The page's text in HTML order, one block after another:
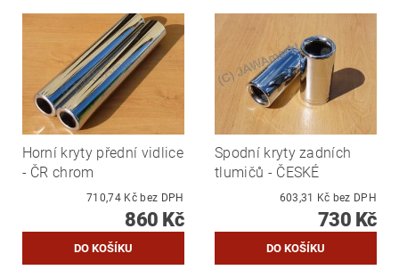
Horní kryty přední vidlice
- ČR chrom
710,74 Kč bez DPH
860 Kč
Spodní kryty zadních
tlumičů - ČESKÉ
603,31 Kč bez DPH
730 Kč